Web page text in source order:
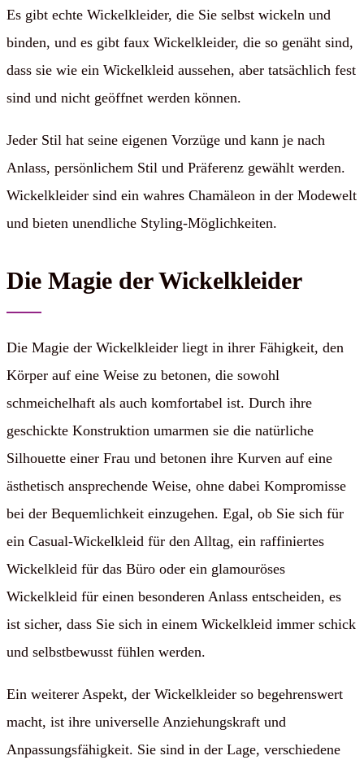
Es gibt echte Wickelkleider, die Sie selbst wickeln und
binden, und es gibt faux Wickelkleider, die so genäht sind,
dass sie wie ein Wickelkleid aussehen, aber tatsächlich fest
sind und nicht geöffnet werden können.
Jeder Stil hat seine eigenen Vorzüge und kann je nach
Anlass, persönlichem Stil und Präferenz gewählt werden.
Wickelkleider sind ein wahres Chamäleon in der Modewelt
und bieten unendliche Styling-Möglichkeiten.
Die Magie der Wickelkleider
Die Magie der Wickelkleider liegt in ihrer Fähigkeit, den
Körper auf eine Weise zu betonen, die sowohl
schmeichelhaft als auch komfortabel ist. Durch ihre
geschickte Konstruktion umarmen sie die natürliche
Silhouette einer Frau und betonen ihre Kurven auf eine
ästhetisch ansprechende Weise, ohne dabei Kompromisse
bei der Bequemlichkeit einzugehen. Egal, ob Sie sich für
ein Casual-Wickelkleid für den Alltag, ein raffiniertes
Wickelkleid für das Büro oder ein glamouröses
Wickelkleid für einen besonderen Anlass entscheiden, es
ist sicher, dass Sie sich in einem Wickelkleid immer schick
und selbstbewusst fühlen werden.
Ein weiterer Aspekt, der Wickelkleider so begehrenswert
macht, ist ihre universelle Anziehungskraft und
Anpassungsfähigkeit. Sie sind in der Lage, verschiedene